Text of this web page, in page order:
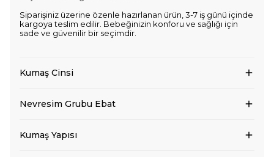
Siparişiniz üzerine özenle hazırlanan ürün, 3-7 iş günü içinde
kargoya teslim edilir. Bebeğinizin konforu ve sağlığı için
sade ve güvenilir bir seçimdir.
Kumaş Cinsi
Nevresim Grubu Ebat
Kumaş Yapısı